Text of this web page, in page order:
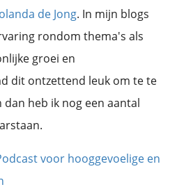
de Jong. In mijn blogs
rondom thema's als
groei en
dit ontzettend leuk om te te
heb ik nog een aantal
voor hooggevoelige en